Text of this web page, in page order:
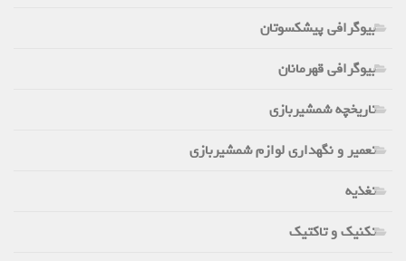
بیوگرافی پیشکسوتان
بیوگرافی قهرمانان
تاریخچه شمشیربازی
تعمیر و نگهداری لوازم شمشیربازی
تغذیه
تکنیک و تاکتیک